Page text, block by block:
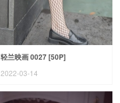
轻兰映画 0027 [50P]
2022-03-14